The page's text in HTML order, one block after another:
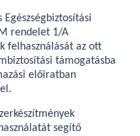
rendelet 1/A
felhasználását az ott
támogatásba
előiratban
segítő